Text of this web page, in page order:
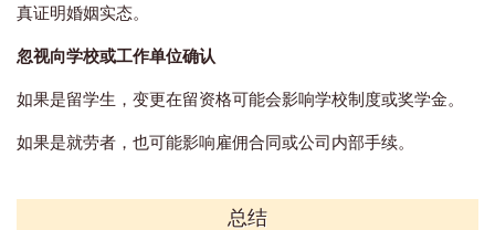
真证明婚姻实态。
忽视向学校或工作单位确认
如果是留学生，变更在留资格可能会影响学校制度或奖学金。
如果是就劳者，也可能影响雇佣合同或公司内部手续。
总结